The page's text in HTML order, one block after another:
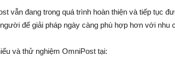
vẫn đang trong quá trình hoàn thiện và tiếp tục
để giải pháp ngày càng phù hợp hơn với nhu
và thử nghiệm OmniPost tại: